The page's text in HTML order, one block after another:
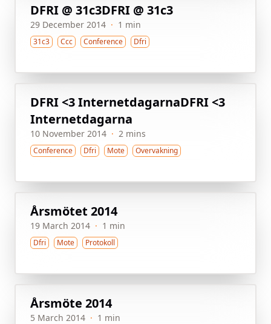
DFRI @ 31c3DFRI @ 31c3
29 December 2014 · 1 min
31c3 Ccc Conference Dfri
DFRI <3 InternetdagarnaDFRI <3
Internetdagarna
10 November 2014 · 2 mins
Conference Dfri Mote Overvakning
Årsmötet 2014
19 March 2014 · 1 min
Dfri Mote Protokoll
Årsmöte 2014
5 March 2014 · 1 min